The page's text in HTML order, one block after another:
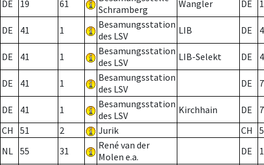
DE 19 61
Schramberg
Wangler DE
DE 41 1
Besamungsstation
des LSV
LIB DE
DE 41 1
Besamungsstation
des LSV
LIB-Selekt DE
DE 41 1
Besamungsstation
des LSV
DE 7
DE 41 1
Besamungsstation
des LSV
Kirchhain DE
7
CH
51 2 Jurik CH
NL 55 31
René van der
Molen e.a.
DE